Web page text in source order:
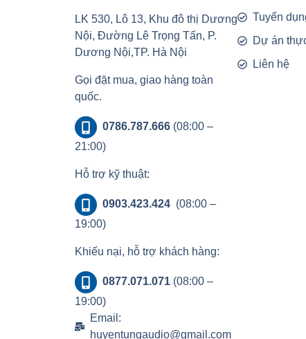
LK 530, Lô 13, Khu đô thị Dương
Nội, Đường Lê Trọng Tấn, P.
Dương Nội,TP. Hà Nội
Gọi đặt mua, giao hàng toàn
quốc.
0786.787.666(08:00 –
21:00)
Hỗ trợ kỹ thuật:
0903.423.424 (08:00 –
19:00)
Khiếu nại, hỗ trợ khách hàng:
0877.071.071(08:00 –
19:00)
Email:
huyentungaudio@gmail.com
Tuyển
Dự án
Liên hệ